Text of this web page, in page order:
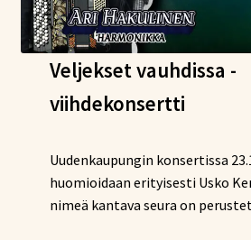
Veljekset vauhdissa -
viihdekonsertti
Uudenkaupungin konsertissa
huomioidaan erityisesti Usko
nimeä kantava seura on